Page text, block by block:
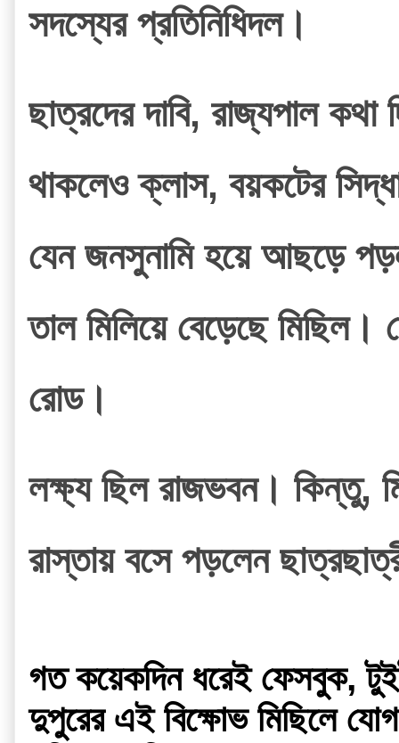
সদস্যের প্রতিনিধিদল।
ছাত্রদের দাবি, রাজ্যপাল
থাকলেও ক্লাস, বয়কটের
যেন জনসুনামি হয়ে আছড়ে
তাল মিলিয়ে বেড়েছে
রোড।
লক্ষ্য ছিল রাজভবন। কিন্তু,
রাস্তায় বসে পড়লেন
গত কয়েকদিন ধরেই ফেসবুক,
দুপুরের এই বিক্ষোভ মিছিলে যোগ